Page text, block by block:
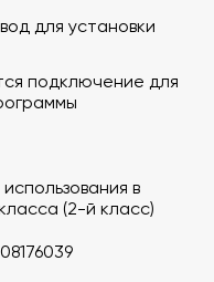
растения
Linux:
для установки
подключение для
в
(2-й класс)